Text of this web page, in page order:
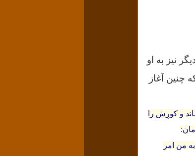
نیز به او
چنین آغاز
و کورِش را
من امر